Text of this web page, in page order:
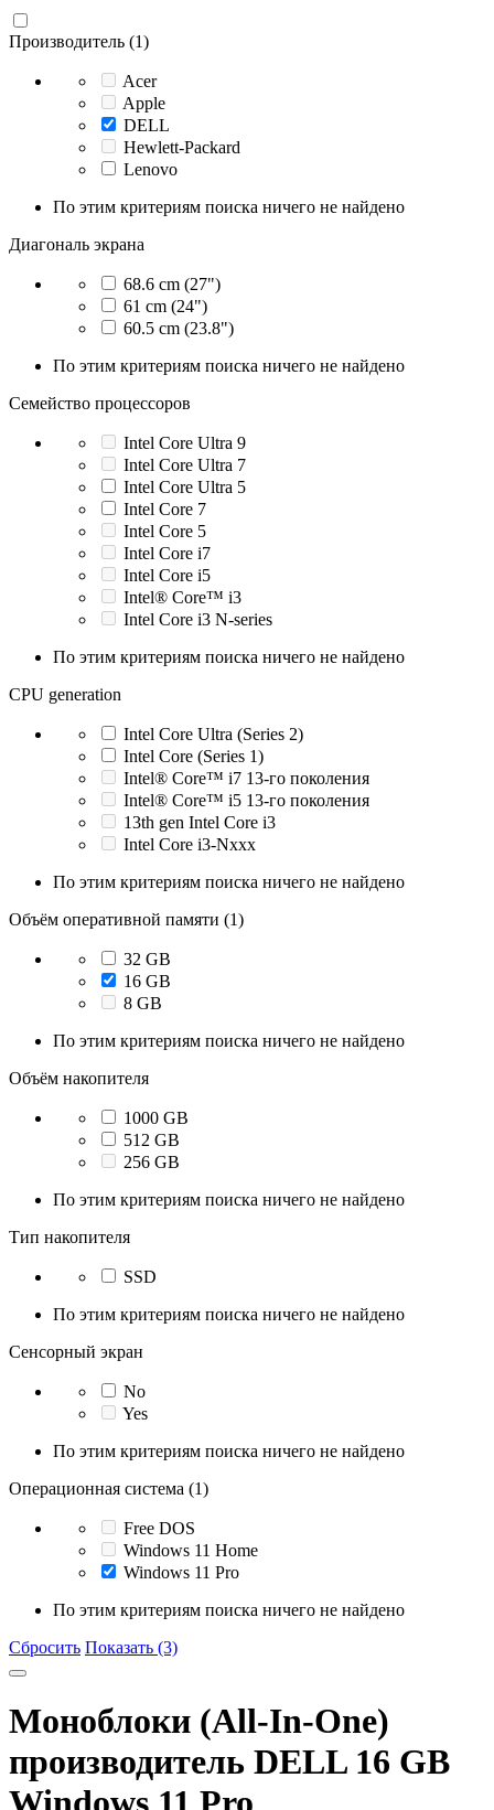
Производитель (1)
Acer
Apple
DELL
Hewlett-Packard
Lenovo
По этим критериям поиска ничего не найдено
Диагональ экрана
68.6 cm (27")
61 cm (24")
60.5 cm (23.8")
По этим критериям поиска ничего не найдено
Семейство процессоров
Intel Core Ultra 9
Intel Core Ultra 7
Intel Core Ultra 5
Intel Core 7
Intel Core 5
Intel Core i7
Intel Core i5
Intel® Core™ i3
Intel Core i3 N-series
По этим критериям поиска ничего не найдено
CPU generation
Intel Core Ultra (Series 2)
Intel Core (Series 1)
Intel® Core™ i7 13-го поколения
Intel® Core™ i5 13-го поколения
13th gen Intel Core i3
Intel Core i3-Nxxx
По этим критериям поиска ничего не найдено
Объём оперативной памяти (1)
32 GB
16 GB
8 GB
По этим критериям поиска ничего не найдено
Объём накопителя
1000 GB
512 GB
256 GB
По этим критериям поиска ничего не найдено
Тип накопителя
SSD
По этим критериям поиска ничего не найдено
Сенсорный экран
No
Yes
По этим критериям поиска ничего не найдено
Операционная система (1)
Free DOS
Windows 11 Home
Windows 11 Pro
По этим критериям поиска ничего не найдено
Сбросить Показать (3)
Моноблоки (All-In-One)
производитель DELL 16 GB